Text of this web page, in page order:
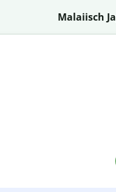
Malaiisch